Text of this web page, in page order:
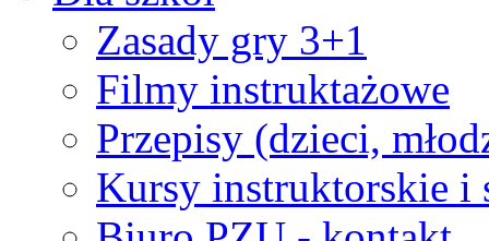
Zasady gry 3+1
Filmy instruktażowe
Przepisy (dzieci,
Kursy instruktorskie i